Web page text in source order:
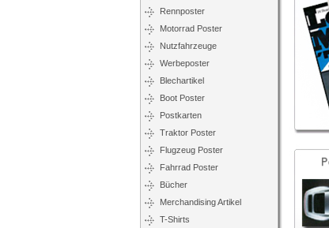
Rennposter
Motorrad Poster
Nutzfahrzeuge
Werbeposter
Blechartikel
Boot Poster
Postkarten
Traktor Poster
Flugzeug Poster
Fahrrad Poster
Bücher
Merchandising Artikel
T-Shirts